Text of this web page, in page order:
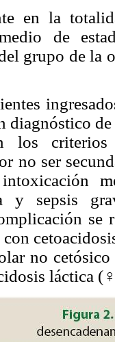
en la
de
grupo de la
diagnóstico
los criterios
no ser
intoxicación
y sepsis
se
no
láctica